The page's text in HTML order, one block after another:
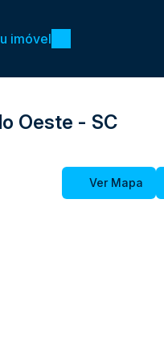
imóvel
Oeste - SC
Ver Mapa